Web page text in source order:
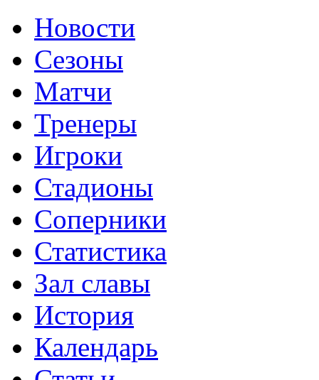
Новости
Сезоны
Матчи
Тренеры
Игроки
Стадионы
Соперники
Статистика
Зал славы
История
Календарь